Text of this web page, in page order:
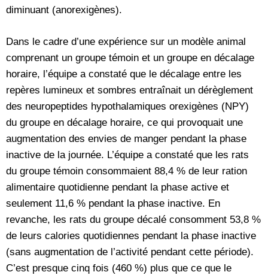
diminuant (anorexigènes).
Dans le cadre d’une expérience sur un modèle animal
comprenant un groupe témoin et un groupe en décalage
horaire, l’équipe a constaté que le décalage entre les
repères lumineux et sombres entraînait un dérèglement
des neuropeptides hypothalamiques orexigènes (NPY)
du groupe en décalage horaire, ce qui provoquait une
augmentation des envies de manger pendant la phase
inactive de la journée. L’équipe a constaté que les rats
du groupe témoin consommaient 88,4 % de leur ration
alimentaire quotidienne pendant la phase active et
seulement 11,6 % pendant la phase inactive. En
revanche, les rats du groupe décalé consomment 53,8 %
de leurs calories quotidiennes pendant la phase inactive
(sans augmentation de l’activité pendant cette période).
C’est presque cinq fois (460 %) plus que ce que le